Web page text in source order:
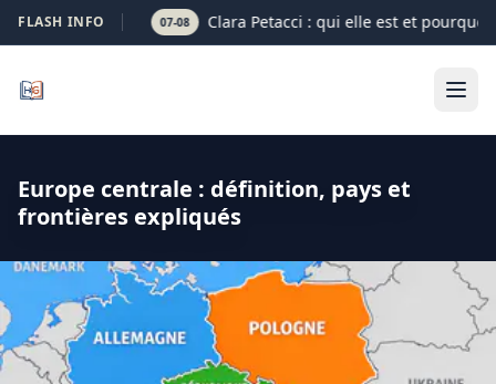
FLASH INFO 07-08 Clara Petacci : qui elle est et
Europe centrale : définition, pays et
frontières expliqués